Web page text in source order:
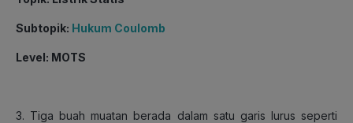
Subtopik: Hukum Coulomb
Level: MOTS
3. Tiga buah muatan berada dalam satu garis lurus seperti